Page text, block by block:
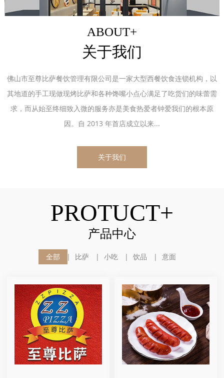
ABOUT+
关于我们
佛山市至尊比萨餐饮管理有限公司是一家大型西餐饮食连锁机构，以
其地道的手工现做现烤比萨和各种馋嘴小点心满足了吃货们的味蕾需
求，而从始至终细致入微的服务亦是美食热爱者钟爱我们的根本原
因。自 2013 年首店成立以来...
关于我们
PROTUCT+
产品中心
全部 比萨 小吃 饮品 意面